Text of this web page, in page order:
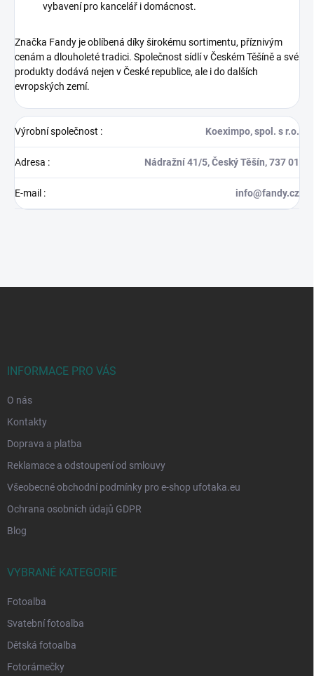
vybavení pro kancelář i domácnost.
Značka Fandy je oblíbená díky širokému sortimentu, příznivým
cenám a dlouholeté tradici. Společnost sídlí v Českém Těšíně a své
produkty dodává nejen v České republice, ale i do dalších
evropských zemí.
Výrobní společnost : Koeximpo, spol. s r.o.
Adresa : Nádražní 41/5, Český Těšín, 737 01
E-mail : info@fandy.cz
INFORMACE PRO VÁS
O nás
Kontakty
Doprava a platba
Reklamace a odstoupení od smlouvy
Všeobecné obchodní podmínky pro e-shop ufotaka.eu
Ochrana osobních údajů GDPR
Blog
VYBRANÉ KATEGORIE
Fotoalba
Svatební fotoalba
Dětská fotoalba
Fotorámečky